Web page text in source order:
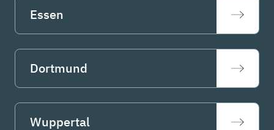
Essen
Dortmund
Wuppertal